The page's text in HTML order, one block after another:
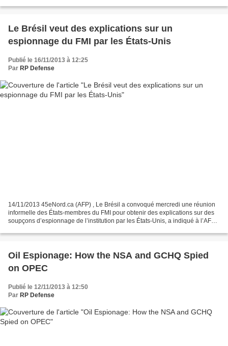
Le Brésil veut des explications sur un
espionnage du FMI par les États-Unis
Publié le 16/11/2013 à 12:25
Par RP Defense
14/11/2013 45eNord.ca (AFP) , Le Brésil a convoqué mercredi une réunion
informelle des États-membres du FMI pour obtenir des explications sur des
soupçons d’espionnage de l’institution par les États-Unis, a indiqué à l’AFP
Oil Espionage: How the NSA and GCHQ Spied
on OPEC
Publié le 12/11/2013 à 12:50
Par RP Defense